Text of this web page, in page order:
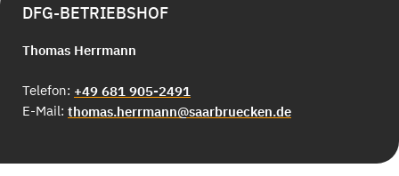
DFG-BETRIEBSHOF
Thomas Herrmann
Telefon: +49 681 905-2491
E-Mail: thomas.herrmann@saarbruecken.de